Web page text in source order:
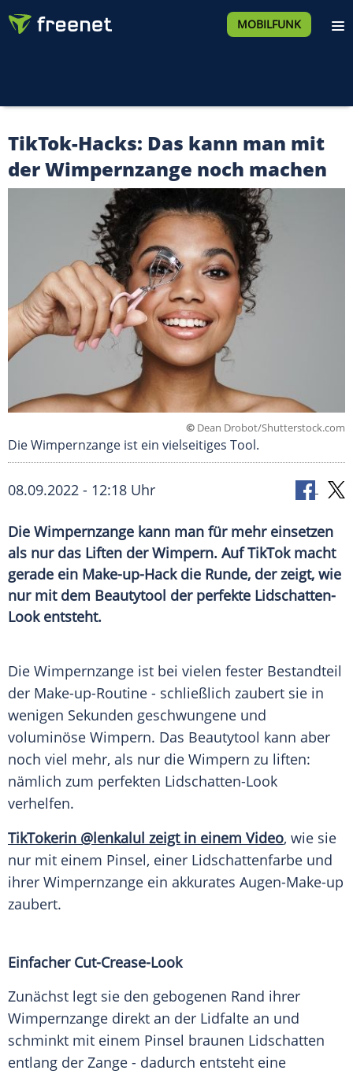
MOBILFUNK
TikTok-Hacks: Das kann man mit
der Wimpernzange noch machen
© Dean Drobot/Shutterstock.com
Die Wimpernzange ist ein vielseitiges Tool.
08.09.2022 - 12:18 Uhr
Die Wimpernzange kann man für mehr einsetzen
als nur das Liften der Wimpern. Auf TikTok macht
gerade ein Make-up-Hack die Runde, der zeigt, wie
nur mit dem Beautytool der perfekte Lidschatten-
Look entsteht.
Die Wimpernzange ist bei vielen fester Bestandteil
der Make-up-Routine - schließlich zaubert sie in
wenigen Sekunden geschwungene und
voluminöse Wimpern. Das Beautytool kann aber
noch viel mehr, als nur die Wimpern zu liften:
nämlich zum perfekten Lidschatten-Look
verhelfen.
TikTokerin @lenkalul zeigt in einem Video, wie sie
nur mit einem Pinsel, einer Lidschattenfarbe und
ihrer Wimpernzange ein akkurates Augen-Make-up
zaubert.
Einfacher Cut-Crease-Look
Zunächst legt sie den gebogenen Rand ihrer
Wimpernzange direkt an der Lidfalte an und
schminkt mit einem Pinsel braunen Lidschatten
entlang der Zange - dadurch entsteht eine